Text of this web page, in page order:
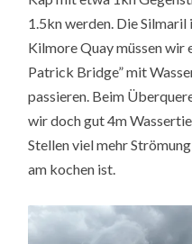
1.5kn werden. Die
Kilmore Quay müssen wir
Patrick Bridge” mit
passieren. Beim
wir doch gut 4m
Stellen viel mehr
am kochen ist.